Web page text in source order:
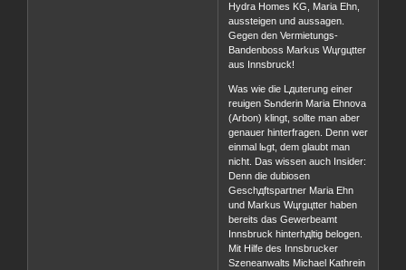
Hydra Homes KG, Maria Ehn,
aussteigen und aussagen.
Gegen den Vermietungs-
Bandenboss Markus Wцrgцtter
aus Innsbruck!
Was wie die Lдuterung einer
reuigen Sьnderin Maria Ehnova
(Arbon) klingt, sollte man aber
genauer hinterfragen. Denn wer
einmal lьgt, dem glaubt man
nicht. Das wissen auch Insider:
Denn die dubiosen
Geschдftspartner Maria Ehn
und Markus Wцrgцtter haben
bereits das Gewerbeamt
Innsbruck hinterhдltig belogen.
Mit Hilfe des Innsbrucker
Szeneanwalts Michael Kathrein